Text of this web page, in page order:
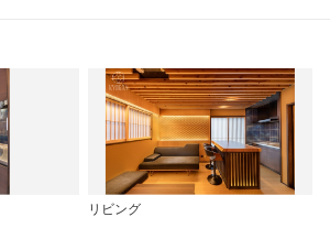
リビング